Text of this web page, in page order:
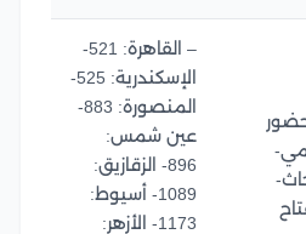
– القاهرة: 521-
الإسكندرية: 525-
المنصورة: 883-
عين شمس:
896- الزقازيق:
1089- أسيوط:
1173- الأزهر: